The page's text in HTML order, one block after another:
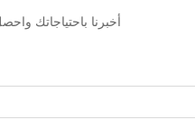
أخبرنا باحتياجاتك